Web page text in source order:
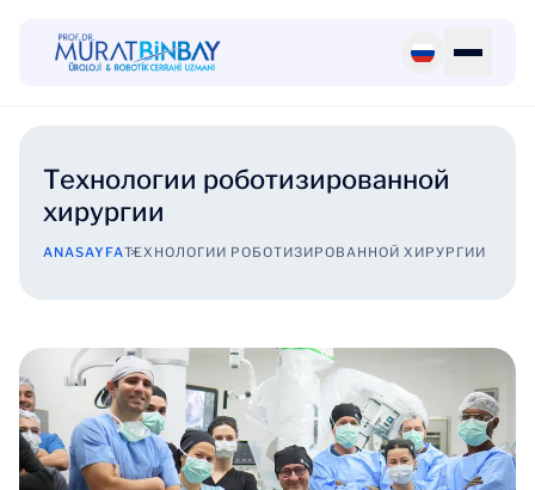
Технологии роботизированной
хирургии
ANASAYFAТЕХНОЛОГИИ РОБОТИЗИРОВАННОЙ ХИРУРГИИ